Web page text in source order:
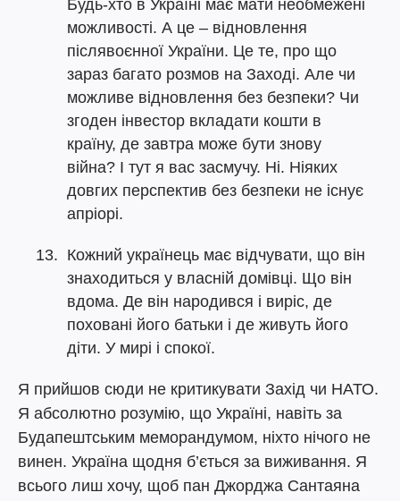
Будь-хто в Україні має мати необмежені
можливості. А це – відновлення
післявоєнної України. Це те, про що
зараз багато розмов на Заході. Але чи
можливе відновлення без безпеки? Чи
згоден інвестор вкладати кошти в
країну, де завтра може бути знову
війна? І тут я вас засмучу. Ні. Ніяких
довгих перспектив без безпеки не існує
апріорі.
Кожний українець має відчувати, що він
знаходиться у власній домівці. Що він
вдома. Де він народився і виріс, де
поховані його батьки і де живуть його
діти. У мирі і спокої.
Я прийшов сюди не критикувати Захід чи НАТО.
Я абсолютно розумію, що Україні, навіть за
Будапештським меморандумом, ніхто нічого не
винен. Україна щодня б’ється за виживання. Я
всього лиш хочу, щоб пан Джорджа Сантаяна